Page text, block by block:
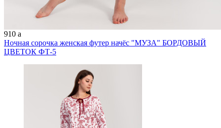
910 a
Ночная сорочка женская футер начёс "МУЗА" БОРДОВЫЙ
ЦВЕТОК ФТ-5